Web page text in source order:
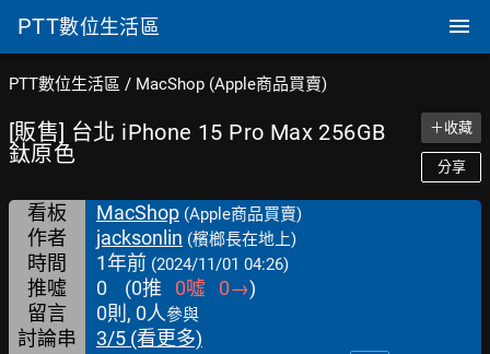
PTT數位生活區
PTT數位生活區 / MacShop (Apple商品買賣)
[販售] 台北 iPhone 15 Pro Max 256GB
鈦原色
＋收藏
分享
看板 MacShop (Apple商品買賣)
作者 jacksonlin (檳榔長在地上)
時間 1年前 (2024/11/01 04:26)
推噓 0 (0推 0噓 0→)
留言
0則, 0人參與
討論串 3/5 (看更多)